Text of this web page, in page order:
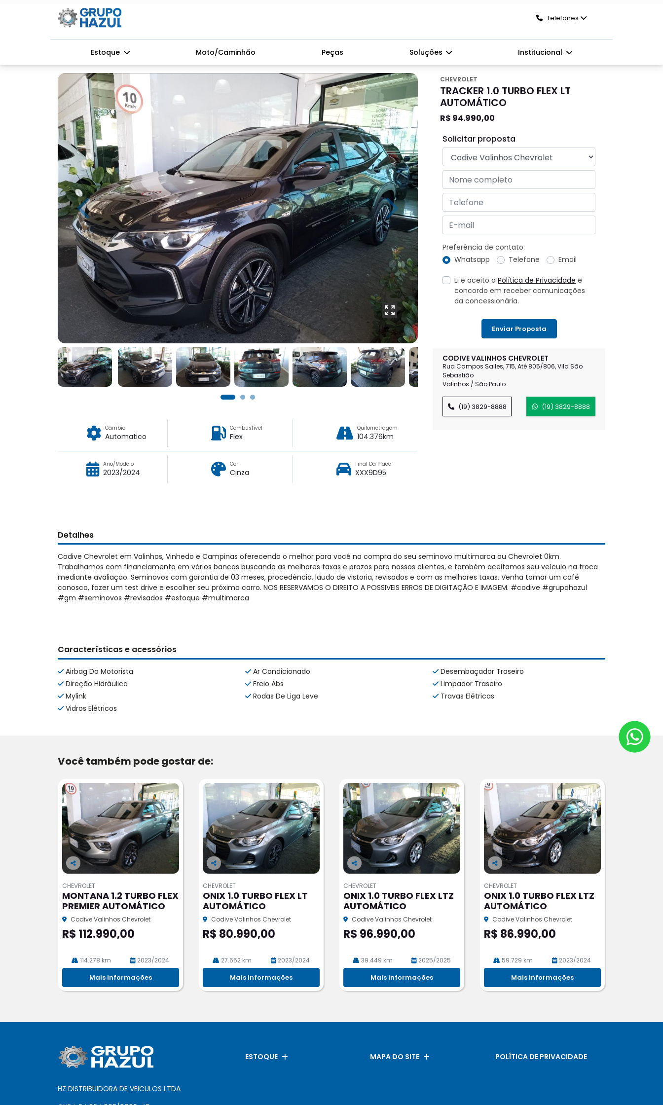
Telefones
Estoque Moto/Caminhão Peças Soluções Institucional
CHEVROLET
TRACKER 1.0 TURBO FLEX LT
AUTOMÁTICO
R$ 94.990,00
CODIVE VALINHOS CHEVROLET
Rua Campos Salles, 715, Até 805/806, Vila São
Sebastião
Valinhos / São Paulo
(19) 3829-8888 (19) 3829-8888
Solicitar proposta
Preferência de contato:
Whatsapp
Telefone Email
Li e aceito a Política de Privacidade e
concordo em receber comunicações
da concessionária.
Enviar Proposta
Previous Next
Câmbio
Automatico
Combustível
Flex
Quilometragem
104.376km
Ano/Modelo
2023/2024
Cor
Cinza
Final Da Placa
XXX9D95
Detalhes
Codive Chevrolet em Valinhos, Vinhedo e Campinas oferecendo o melhor para você na compra do seu seminovo multimarca ou Chevrolet 0km.
Trabalhamos com financiamento em vários bancos buscando as melhores taxas e prazos para nossos clientes, e também aceitamos seu veículo na troca
mediante avaliação. Seminovos com garantia de 03 meses, procedência, laudo de vistoria, revisados e com as melhores taxas. Venha tomar um café
conosco, fazer um test drive e escolher seu próximo carro. NOS RESERVAMOS O DIREITO A POSSIVEIS ERROS DE DIGITAÇÃO E IMAGEM. #codive #grupohazul
#gm #seminovos #revisados #estoque #multimarca
Características e acessórios
Airbag Do Motorista Ar Condicionado
Desembaçador Traseiro
Direção Hidráulica
Freio Abs
Limpador Traseiro
Mylink
Rodas De Liga Leve
Travas Elétricas
Vidros Elétricos
Você também pode gostar de:
Co
pa
rtil
he
CHEVROLET
MONTANA 1.2 TURBO FLEX
PREMIER AUTOMÁTICO
Codive Valinhos Chevrolet
R$ 112.990,00
114.278 km 2023/2024
Mais informações
Co
pa
rtil
he
CHEVROLET
ONIX 1.0 TURBO FLEX LT
AUTOMÁTICO
Codive Valinhos Chevrolet
R$ 80.990,00
27.652 km 2023/2024
Mais informações
Co
pa
rtil
he
CHEVROLET
ONIX 1.0 TURBO FLEX LTZ
AUTOMÁTICO
Codive Valinhos Chevrolet
R$ 96.990,00
39.449 km 2025/2025
Mais informações
Co
pa
rtil
he
CHEVROLET
ONIX 1.0 TURBO FLEX LTZ
AUTOMÁTICO
Codive Valinhos Chevrolet
R$ 86.990,00
59.729 km 2023/2024
Mais informações
ESTOQUE MAPA DO SITE POLÍTICA DE PRIVACIDADE
HZ DISTRIBUIDORA DE VEICULOS LTDA